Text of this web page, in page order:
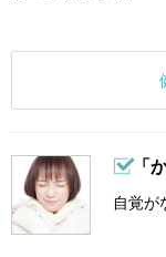
「
自覚が